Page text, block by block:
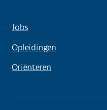
Jobs
Opleidingen
Oriënteren